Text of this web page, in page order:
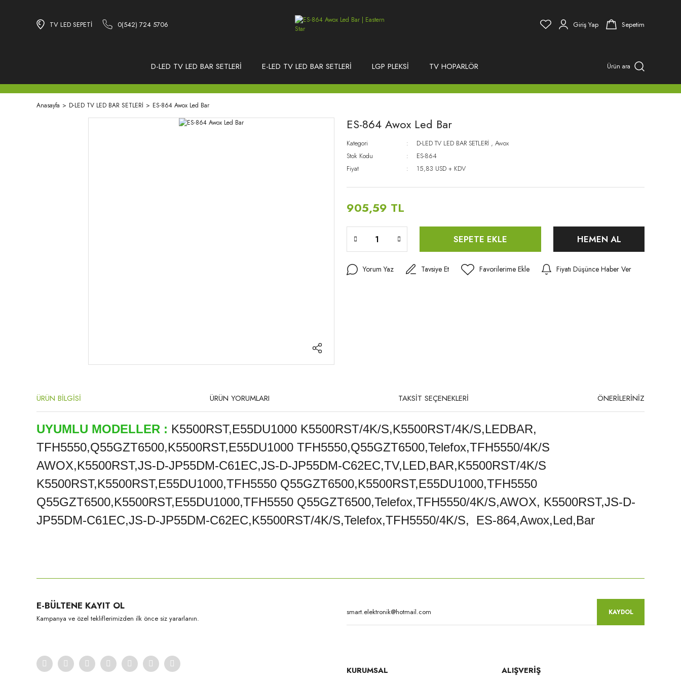
TV LED SEPETİ 0(542) 724 5706 Giriş Yap Sepetim
D-LED TV LED BAR SETLERİ E-LED TV LED BAR SETLERİ LGP PLEKSİ TV HOPARLÖR Ürün ara
Anasayfa D-LED TV LED BAR SETLERİ ES-864 Awox Led Bar
ES-864 Awox Led Bar
Kategori D-LED TV LED BAR SETLERİ , Awox
Stok Kodu
ES-864
Fiyat
15,83 USD + KDV
905,59 TL
SEPETE EKLE HEMEN AL
Yorum Yaz Tavsiye Et Fiyatı Düşünce Haber Ver
ÜRÜN BİLGİSİ ÜRÜN YORUMLARI TAKSİT SEÇENEKLERİ ÖNERİLERİNİZ
UYUMLU MODELLER : K5500RST,E55DU1000 K5500RST/4K/S,K5500RST/4K/S,LEDBAR,
TFH5550,Q55GZT6500,K5500RST,E55DU1000 TFH5550,Q55GZT6500,Telefox,TFH5550/4K/S
AWOX,K5500RST,JS-D-JP55DM-C61EC,JS-D-JP55DM-C62EC,TV,LED,BAR,K5500RST/4K/S
K5500RST,K5500RST,E55DU1000,TFH5550 Q55GZT6500,K5500RST,E55DU1000,TFH5550
Q55GZT6500,K5500RST,E55DU1000,TFH5550 Q55GZT6500,Telefox,TFH5550/4K/S,AWOX, K5500RST,JS-D-
JP55DM-C61EC,JS-D-JP55DM-C62EC,K5500RST/4K/S,Telefox,TFH5550/4K/S, ES-864,Awox,Led,Bar
Ürün açıklamasında eksik bilgiler bulunuyor.
Ürün bilgilerinde hatalar bulunuyor.
E-BÜLTENE KAYIT OL
Kampanya ve özel tekliflerimizden ilk önce siz yararlanın.
KAYDOL
KURUMSAL ALIŞVERİŞ